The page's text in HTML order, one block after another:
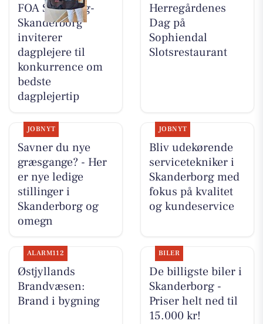
FOA Silkeborg-
Skanderborg
inviterer
dagplejere til
konkurrence om
bedste
dagplejertip
Herregårdenes
Dag på
Sophiendal
Slotsrestaurant
JOBNYT
Savner du nye
græsgange? - Her
er nye ledige
stillinger i
Skanderborg og
omegn
JOBNYT
Bliv udekørende
servicetekniker i
Skanderborg med
fokus på kvalitet
og kundeservice
ALARM112
Østjyllands
Brandvæsen:
Brand i bygning
BILER
De billigste biler i
Skanderborg -
Priser helt ned til
15.000 kr!